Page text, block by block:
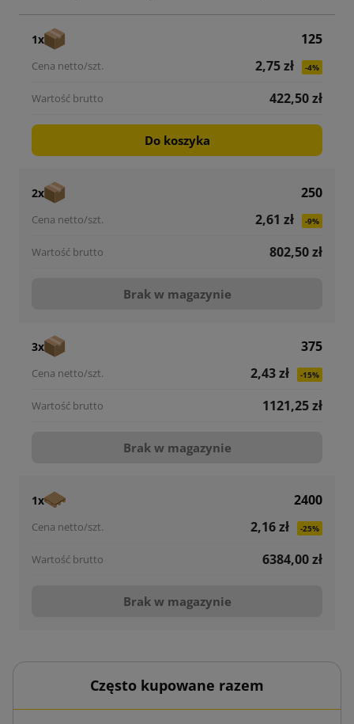
1x
125
2,75 zł
-4%
422,50 zł
Do koszyka
2x
250
2,61 zł
-9%
802,50 zł
Brak w magazynie
3x
375
2,43 zł
-15%
1121,25 zł
Brak w magazynie
1x
2400
2,16 zł
-25%
6384,00 zł
Brak w magazynie
Często kupowane razem